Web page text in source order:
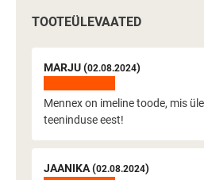
TOOTEÜLEVAATED
MARJU (02.08.2024)
Mennex on imeline toode, mis
teeninduse eest!
JAANIKA (02.08.2024)